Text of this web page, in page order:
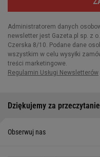
Dziękujemy za przeczytanie
Obserwuj nas